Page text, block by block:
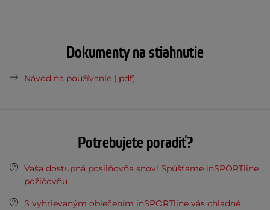
Dokumenty na stiahnutie
Návod na používanie (.pdf)
Potrebujete poradiť?
Vaša dostupná posilňovňa snov! Spúšťame inSPORTline
požičovňu
S vyhrievaným oblečením inSPORTline vás chladné